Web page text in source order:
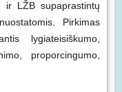
ir LŽB supaprastintų
Pirkimas
lygiateisiškumo,
proporcingumo,